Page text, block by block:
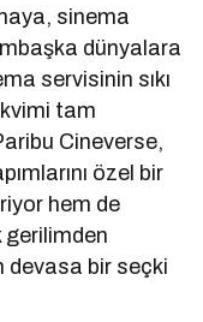
sinema
dünyalara
servisinin sıkı
tam
Cineverse,
özel bir
hem de
bir seçki